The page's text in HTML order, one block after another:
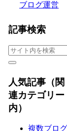
ブログ運営
記事検索
人気記事（関
連カテゴリー
内）
複数ブログ